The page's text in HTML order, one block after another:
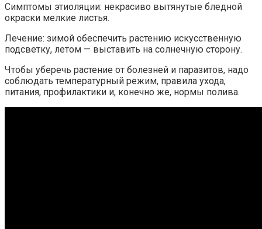
Симптомы этиоляции: некрасиво вытянутые бледной
окраски мелкие листья.
Лечение: зимой обеспечить растению искусственную
подсветку, летом — выставить на солнечную сторону.
Чтобы уберечь растение от болезней и паразитов, надо
соблюдать температурный режим, правила ухода,
питания, профилактики и, конечно же, нормы полива.